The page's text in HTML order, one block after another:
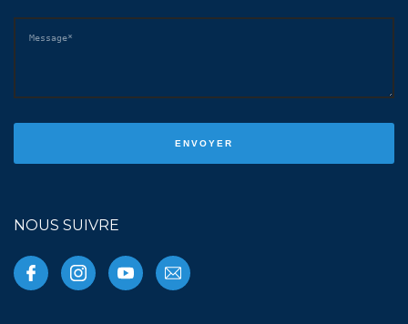
NOUS SUIVRE